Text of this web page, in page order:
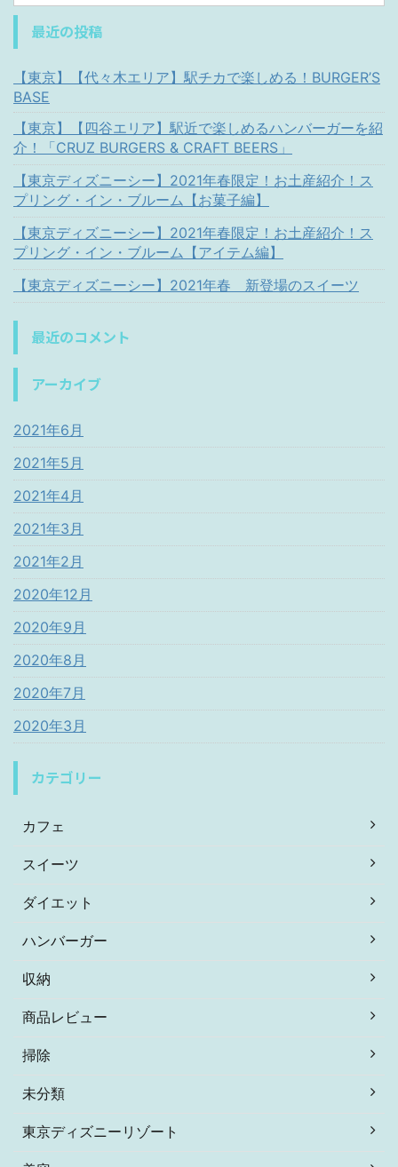
最近の投稿
【東京】【代々木エリア】駅チカで楽しめる！BURGER’S
BASE
【東京】【四谷エリア】駅近で楽しめるハンバーガーを紹
介！「CRUZ BURGERS & CRAFT BEERS」
【東京ディズニーシー】2021年春限定！お土産紹介！ス
プリング・イン・ブルーム【お菓子編】
【東京ディズニーシー】2021年春限定！お土産紹介！ス
プリング・イン・ブルーム【アイテム編】
【東京ディズニーシー】2021年春 新登場のスイーツ
最近のコメント
アーカイブ
2021年6月
2021年5月
2021年4月
2021年3月
2021年2月
2020年12月
2020年9月
2020年8月
2020年7月
2020年3月
カテゴリー
カフェ
スイーツ
ダイエット
ハンバーガー
収納
商品レビュー
掃除
未分類
東京ディズニーリゾート